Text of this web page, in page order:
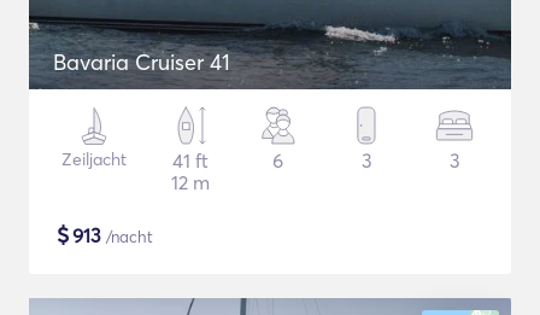
Bavaria Cruiser 41
Zeiljacht
41 ft
12 m
6 3 3
$913 /nacht